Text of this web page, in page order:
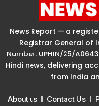
News Report — a
Registrar General of
Number: UPHIN/25/
Hindi news, delivering
from India
About us Contact Us